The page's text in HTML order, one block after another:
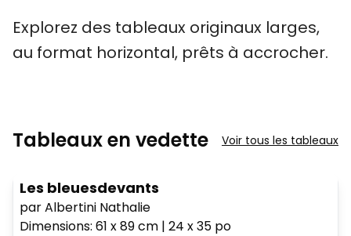
Explorez des tableaux originaux larges,
au format horizontal, prêts à accrocher.
Tableaux en vedette Voir tous les tableaux
Les bleuesdevants
par Albertini Nathalie
Dimensions: 61 x 89cm | 24 x 35 po